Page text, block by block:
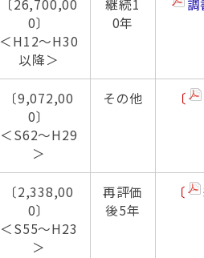
〔26,700,00
0〕
＜H12～H30
以降＞
継続1
0年
調
〔9,072,00
0〕
＜S62～H29
＞
その他 〔
〔2,338,00
0〕
＜S55～H23
＞
再評価
後5年
〔